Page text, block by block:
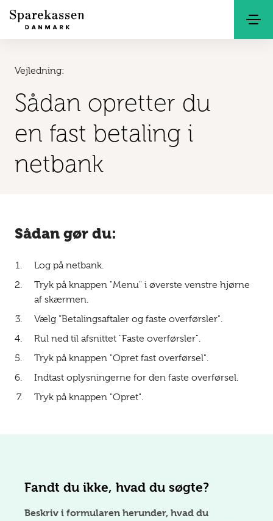
Vejledning:
Sådan opretter du
en fast betaling i
netbank
Sådan gør du:
Log på netbank.
Tryk på knappen "Menu" i øverste venstre hjørne
af skærmen.
Vælg "Betalingsaftaler og faste overførsler".
Rul ned til afsnittet "Faste overførsler".
Tryk på knappen "Opret fast overførsel".
Indtast oplysningerne for den faste overførsel.
Tryk på knappen "Opret".
Fandt du ikke, hvad du søgte?
Beskriv i formularen herunder, hvad du